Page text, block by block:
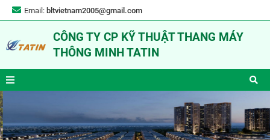
Email: bltvietnam2005@gmail.com
CÔNG TY CP KỸ THUẬT THANG MÁY
THÔNG MINH TATIN